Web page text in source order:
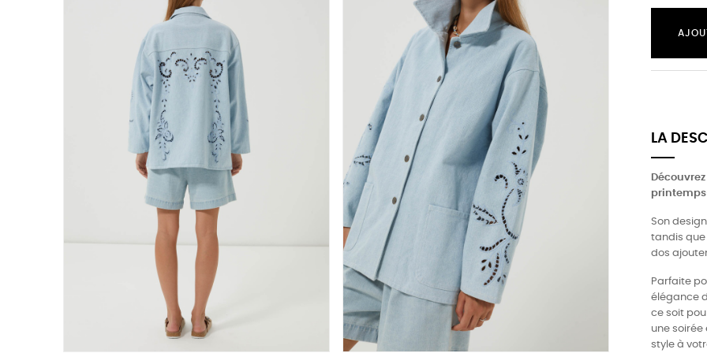
LA
Son
tandis que
dos
Parfaite
élégance
ce soit
une soirée
style à